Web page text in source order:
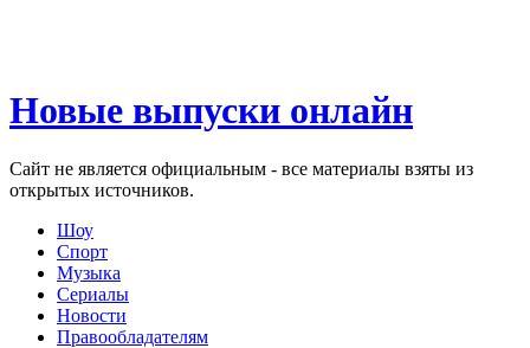
Новые выпуски онлайн
Сайт не является официальным - все материалы взяты из
открытых источников.
Шоу
Спорт
Музыка
Сериалы
Новости
Правообладателям